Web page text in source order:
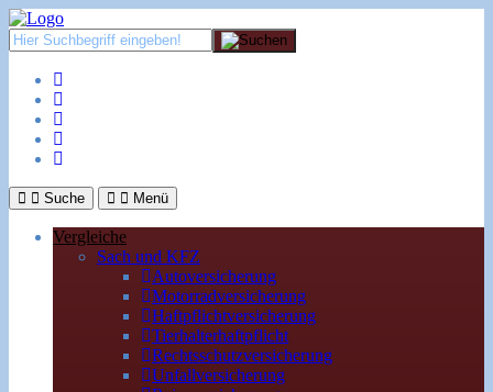
Suche Menü
Vergleiche
Sach und KFZ
Autoversicherung
Motorradversicherung
Haftpflichtversicherung
Tierhalterhaftpflicht
Rechtsschutzversicherung
Unfallversicherung